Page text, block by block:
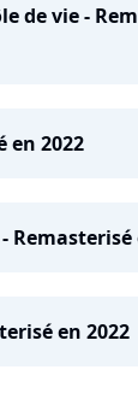
de vie -
en 2022
Remasterisé
en 2022